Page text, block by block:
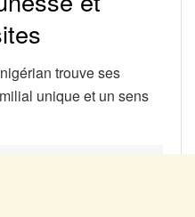
trouve ses
unique et un sens